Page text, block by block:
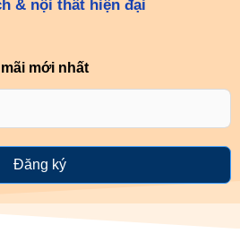
& nội thất hiện đại
mới nhất
Đăng ký